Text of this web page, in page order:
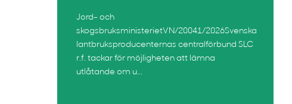
Jord- och
skogsbruksministerietVN/20041/2026Svenska
lantbruksproducenternas centralförbund SLC
r.f. tackar för möjligheten att lämna
utlåtande om u...